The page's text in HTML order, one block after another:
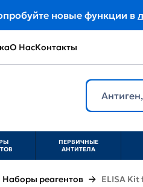
новые функции в
О НасКонтакты
ПЕРВИЧНЫЕ
АНТИТЕЛА
Наборы реагентов ELISA Kit